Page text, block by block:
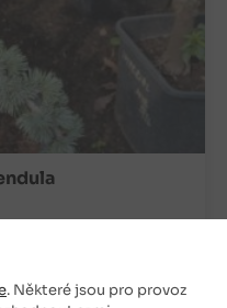
. Některé jsou pro provoz